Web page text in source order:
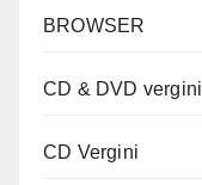
BROWSER
CD & DVD vergini
CD Vergini